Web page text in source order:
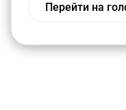
Перейти на